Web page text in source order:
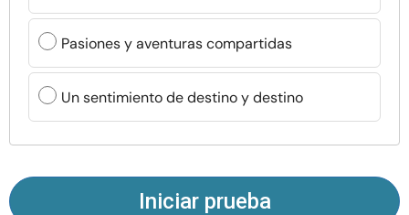
Recursos
Comunidad
Encuentra un terapeuta
Pasiones y aventuras compartidas
Un sentimiento de destino y destino
Iniciar prueba